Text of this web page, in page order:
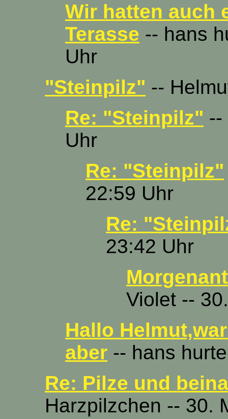
Wir hatten auch
Terasse -- hans
Uhr
"Steinpilz" --
Re: "Steinpilz" --
Uhr
Re: "Steinpilz"
22:59 Uhr
Re:
23:42 Uhr
Violet --
Hallo
aber -- hans
Re: Pilze und
Harzpilzchen -- 30.